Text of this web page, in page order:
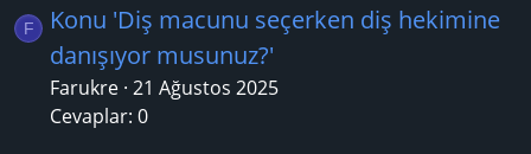
F
Konu 'Diş macunu seçerken diş hekimine
danışıyor musunuz?'
Farukre 21 Ağustos 2025
Cevaplar: 0